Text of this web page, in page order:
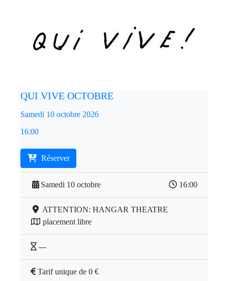
QUI VIVE OCTOBRE
Samedi 10 octobre 2026
16:00
Réserver
Samedi 10 octobre 16:00
ATTENTION: HANGAR THEATRE
placement libre
---
Tarif unique de 0 €